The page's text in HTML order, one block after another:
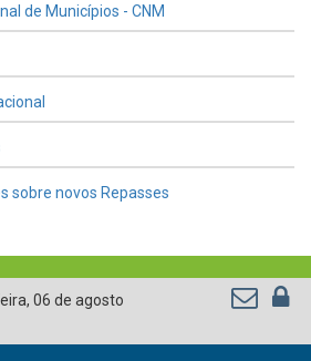
de Municípios - CNM
sobre novos Repasses
, 06 de agosto